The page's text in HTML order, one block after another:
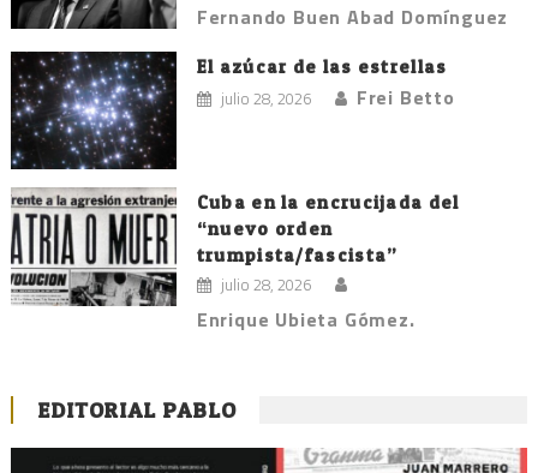
Fernando Buen Abad Domínguez
El azúcar de las estrellas
julio 28, 2026 Frei Betto
Cuba en la encrucijada del
“nuevo orden
trumpista/fascista”
julio 28, 2026
Enrique Ubieta Gómez.
EDITORIAL PABLO